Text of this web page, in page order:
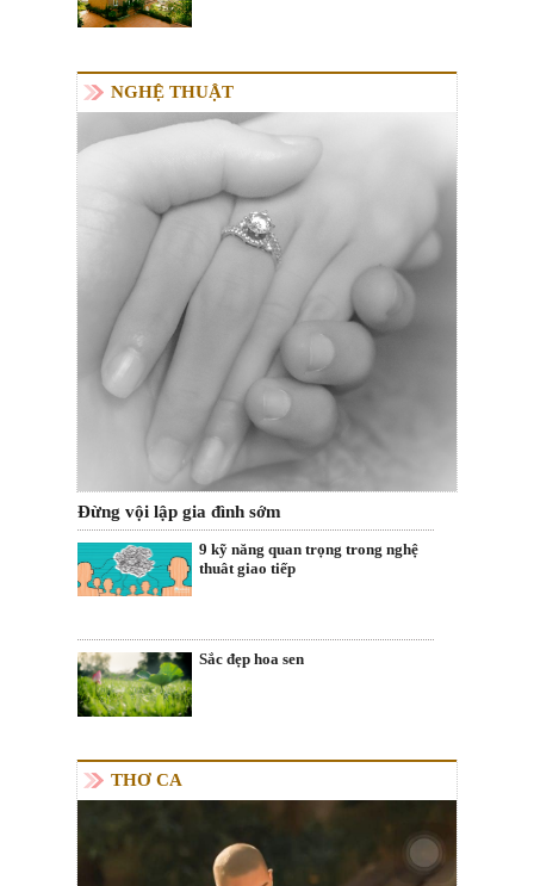
NGHỆ THUẬT
Đừng vội lập gia đình sớm
9 kỹ năng quan trọng trong nghệ
thuât giao tiếp
Sắc đẹp hoa sen
THƠ CA